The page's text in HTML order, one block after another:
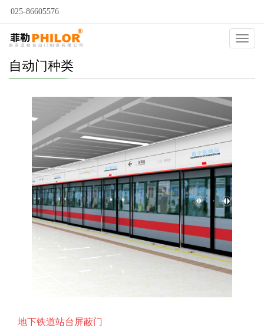
025-86605576
自动门种类
地下铁道站台屏蔽门